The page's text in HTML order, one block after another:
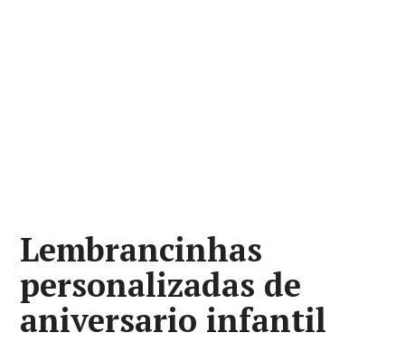
Lembrancinhas
personalizadas de
aniversario infantil